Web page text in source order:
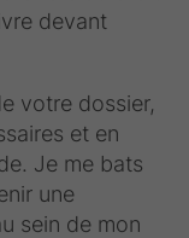
devant
votre dossier,
et en
Je me bats
une
sein de mon